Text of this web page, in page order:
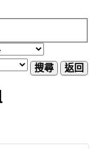
搜尋 返回